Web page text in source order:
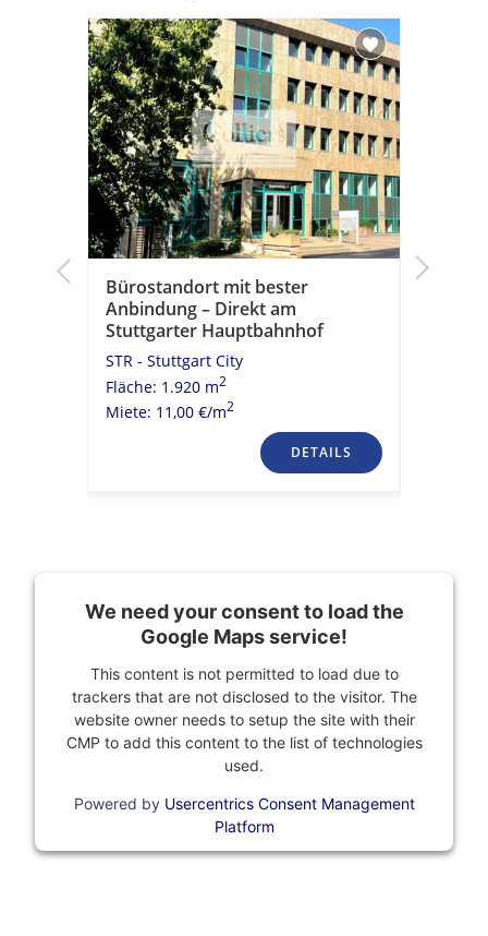
Bürostandort mit bester
Anbindung – Direkt am
Stuttgarter Hauptbahnhof
STR - Stuttgart City
Fläche: 1.920 m2
Miete: 11,00 €/m2
DETAILS
We need your consent to load the
Google Maps service!
This content is not permitted to load due to
trackers that are not disclosed to the visitor. The
website owner needs to setup the site with their
CMP to add this content to the list of technologies
used.
Powered by Usercentrics Consent Management
Platform